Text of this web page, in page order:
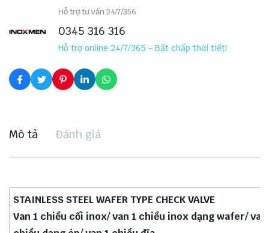
Hỗ trợ tư vấn 24/7/356
0345 316 316
Hỗ trợ online 24/7/365 - Bất chấp thời tiết!
Mô tả Đánh giá
STAINLESS STEEL WAFER TYPE CHECK VALVE
Van 1 chiều cối inox/ van 1 chiều inox dạng wafer/ van